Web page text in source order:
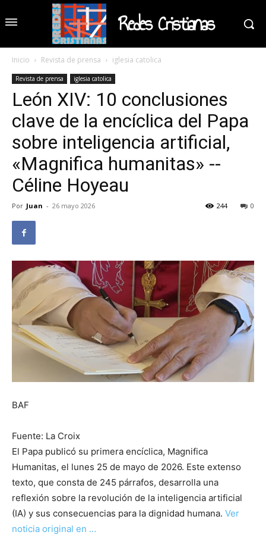
Redes Cristianas
Inicio Revista de prensa iglesia catolica
Revista de prensa iglesia catolica
León XIV: 10 conclusiones
clave de la encíclica del Papa
sobre inteligencia artificial,
«Magnifica humanitas» --
Céline Hoyeau
Por Juan - 26 mayo 2026 0
244
BAF
Fuente: La Croix
El Papa publicó su primera encíclica, Magnifica
Humanitas, el lunes 25 de mayo de 2026. Este extenso
texto, que consta de 245 párrafos, desarrolla una
reflexión sobre la revolución de la inteligencia artificial
(IA) y sus consecuencias para la dignidad humana. Ver
noticia original en …